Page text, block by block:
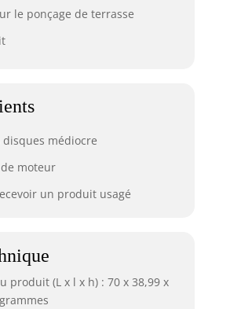
le ponçage de terrasse
médiocre
moteur
un produit usagé
produit (L x l x h) : 70 x 38,99 x